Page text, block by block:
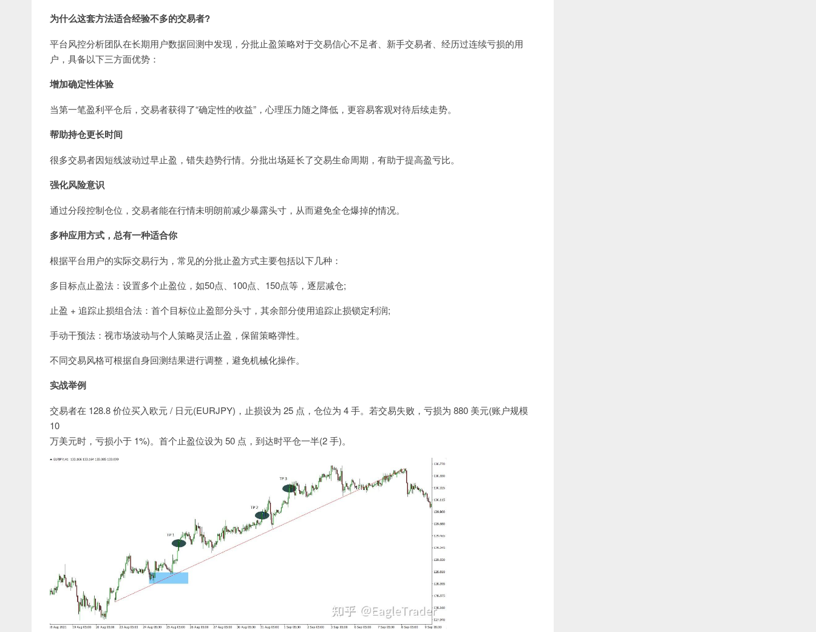
为什么这套方法适合经验不多的交易者?
平台风控分析团队在长期用户数据回测中发现，分批止盈策略对于交易信心不足者、新手交易者、经历过连续亏损的用
户，具备以下三方面优势：
增加确定性体验
当第一笔盈利平仓后，交易者获得了“确定性的收益”，心理压力随之降低，更容易客观对待后续走势。
帮助持仓更长时间
很多交易者因短线波动过早止盈，错失趋势行情。分批出场延长了交易生命周期，有助于提高盈亏比。
强化风险意识
通过分段控制仓位，交易者能在行情未明朗前减少暴露头寸，从而避免全仓爆掉的情况。
多种应用方式，总有一种适合你
根据平台用户的实际交易行为，常见的分批止盈方式主要包括以下几种：
多目标点止盈法：设置多个止盈位，如50点、100点、150点等，逐层减仓;
止盈 + 追踪止损组合法：首个目标位止盈部分头寸，其余部分使用追踪止损锁定利润;
手动干预法：视市场波动与个人策略灵活止盈，保留策略弹性。
不同交易风格可根据自身回测结果进行调整，避免机械化操作。
实战举例
交易者在 128.8 价位买入欧元 / 日元(EURJPY)，止损设为 25 点，仓位为 4 手。若交易失败，亏损为 880 美元(账户规模
10
万美元时，亏损小于 1%)。首个止盈位设为 50 点，到达时平仓一半(2 手)。